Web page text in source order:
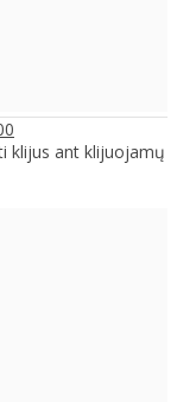
klijus ant klijuojamų